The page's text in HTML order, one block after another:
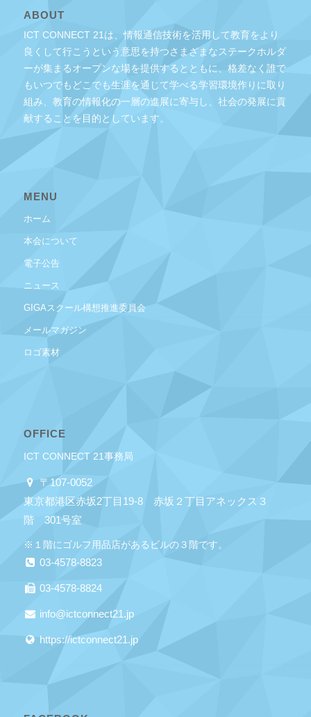
ABOUT
ICT CONNECT 21は、情報通信技術を活用して教育をより
良くして行こうという意思を持つさまざまなステークホルダ
ーが集まるオープンな場を提供するとともに、格差なく誰で
もいつでもどこでも生涯を通じて学べる学習環境作りに取り
組み、教育の情報化の一層の進展に寄与し、社会の発展に貢
献することを目的としています。
MENU
ホーム
本会について
電子公告
ニュース
GIGAスクール構想推進委員会
メールマガジン
ロゴ素材
OFFICE
ICT CONNECT 21事務局
〒107-0052
東京都港区赤坂2丁目19-8 赤坂２丁目アネックス３
階 301号室
※１階にゴルフ用品店があるビルの３階です。
03-4578-8823
03-4578-8824
info@ictconnect21.jp
https://ictconnect21.jp